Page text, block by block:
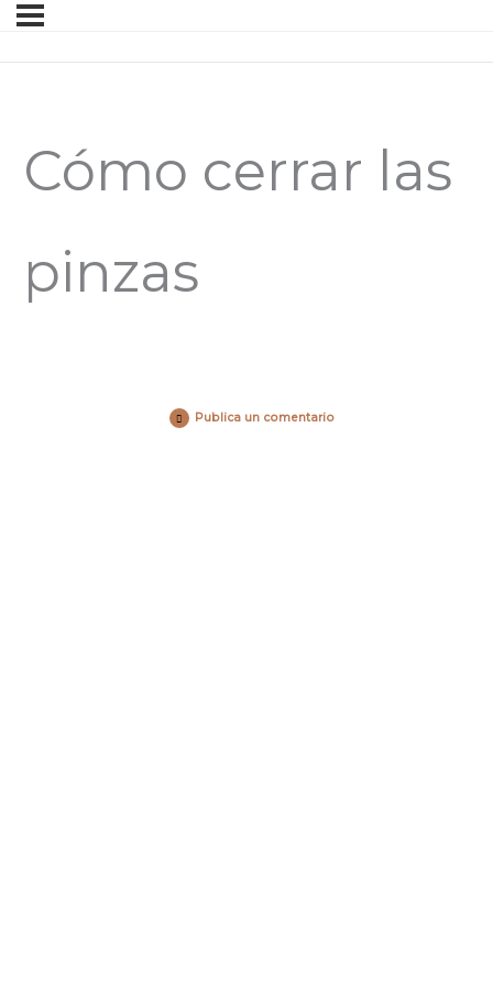
Cómo cerrar las
pinzas
Publica un comentario